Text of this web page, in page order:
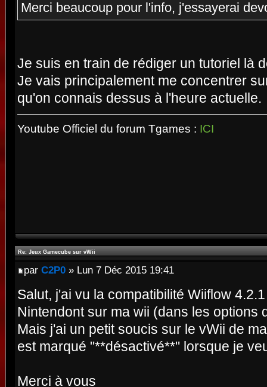
Merci beaucoup pour l'info, j'essayerai
Je suis en train de rédiger un tutoriel là
Je vais principalement me concentrer
qu'on connais dessus à l'heure actuelle.
Youtube Officiel du forum Tgames : ICI
Re: Jeux Gamecube sur vWii
par C2P0 » Lun 7 Déc 2015 19:41
Salut, j'ai vu la compatibilité Wiiflow
Nintendont sur ma wii (dans les options
Mais j'ai un petit soucis sur le vWii de
est marqué "**désactivé**" lorsque je
Merci à vous